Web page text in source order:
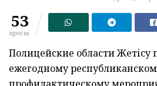
53
просм.
Полицейские области Жетісу
ежегодному